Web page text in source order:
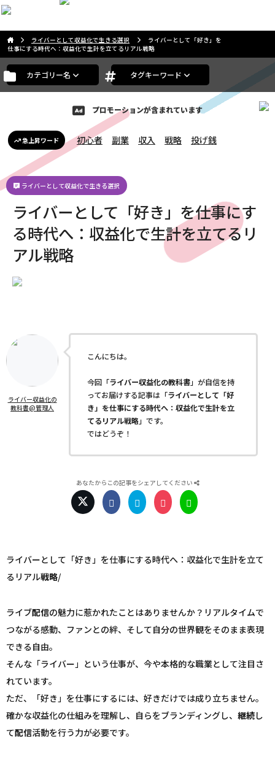
ライバーとして収益化で生きる選択
ライバーとして「好き」を
仕事にする時代へ：収益化で生計を立てるリアル戦略
カテゴリー名 タグキーワード
プロモーションが含まれています
急上昇ワード 初心者 副業 収入 戦略 投げ銭
ライバーとして収益化で生きる選択
ライバーとして「好き」を仕事にす
る時代へ：収益化で生計を立てるリ
アル戦略
ライバー収益化の
教科書@管理人
こんにちは。
今回「ライバー収益化の教科書」が自信を持
ってお届けする記事は「ライバーとして「好
き」を仕事にする時代へ：収益化で生計を立
てるリアル戦略」です。
ではどうぞ！
あなたからこの記事をシェアしてください
ライバーとして「好き」を仕事にする時代へ：収益化で生計を立て
るリアル戦略/
ライブ配信の魅力に惹かれたことはありませんか？リアルタイムで
つながる感動、ファンとの絆、そして自分の世界観をそのまま表現
できる自由。
そんな「ライバー」という仕事が、今や本格的な職業として注目さ
れています。
ただ、「好き」を仕事にするには、好きだけでは成り立ちません。
確かな収益化の仕組みを理解し、自らをブランディングし、 継続し
て配信活動を行う力が必要です。